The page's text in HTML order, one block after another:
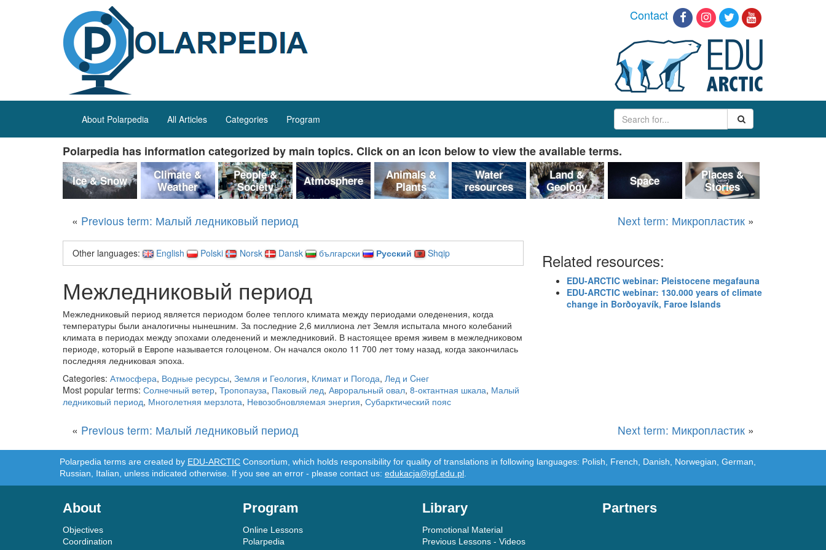
Contact
About Polarpedia All Articles Categories Program
Polarpedia has information categorized by main topics. Click on an icon below to view the available terms.
Ice & Snow
Climate &
Weather
People &
Society
Atmosphere
Animals &
Plants
Water
resources
Land &
Geology
Space
Places &
Stories
« Previous term: Малый ледниковый период Next term: Микропластик »
Other languages: English Polski Norsk Dansk български Русский Shqip
Межледниковый период
Межледниковый период является периодом более теплого климата между периодами оледенения, когда
температуры были аналогичны нынешним. За последние 2,6 миллиона лет Земля испытала много колебаний
климата в периодах между эпохами оледенений и межледниковий. В настоящее время живем в межледниковом
периоде, который в Европе называется голоценом. Он начался около 11 700 лет тому назад, когда закончилась
последняя ледниковая эпоха.
Categories: Атмосфера, Водные ресурсы, Земля и Геология, Климат и Погода, Лед и Cнег
Most popular terms: Солнечный ветер, Тропопауза, Паковый лед, Авроральный овал, 8-октантная шкала, Малый
ледниковый период, Многолетняя мерзлота, Невозобновляемая энергия, Субарктический пояс
Related resources:
EDU-ARCTIC webinar: Pleistocene megafauna
EDU-ARCTIC webinar: 130.000 years of climate
change in Borðoyavík, Faroe Islands
« Previous term: Малый ледниковый период Next term: Микропластик »
Polarpedia terms are created by EDU-ARCTIC Consortium, which holds responsibility for quality of translations in following languages: Polish, French, Danish, Norwegian, German,
Russian, Italian, unless indicated otherwise. If you see an error - please contact us: edukacja@igf.edu.pl
About
Objectives
Coordination
Program
Online Lessons
Polarpedia
Library
Promotional Material
Previous Lessons - Videos
Partners